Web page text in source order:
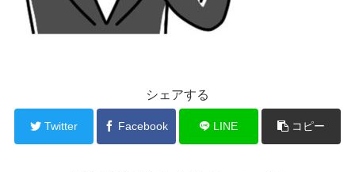
シェアする
Twitter Facebook LINE コピー